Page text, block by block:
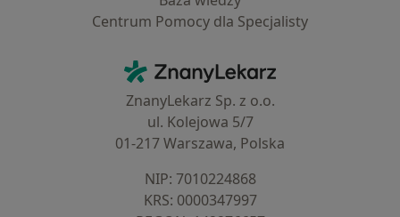
Centrum Pomocy dla Specjalisty
ZnanyLekarz - Strona główna
ZnanyLekarz Sp. z o.o.
ul. Kolejowa 5/7
01-217 Warszawa, Polska
NIP: ⁠7010224868
KRS: ⁠0000347997